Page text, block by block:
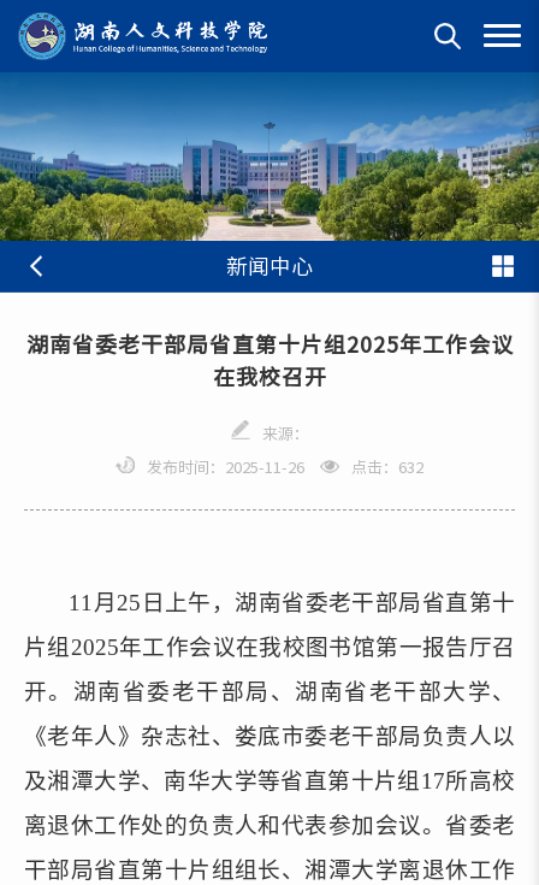
新闻中心
湖南省委老干部局省直第十片组2025年工作会议
在我校召开
来源：
发布时间：2025-11-26 点击： 632
11月25日上午，湖南省委老干部局省直第十
片组2025年工作会议在我校图书馆第一报告厅召
开。湖南省委老干部局、湖南省老干部大学、
《老年人》杂志社、娄底市委老干部局负责人以
及湘潭大学、南华大学等省直第十片组17所高校
离退休工作处的负责人和代表参加会议。省委老
干部局省直第十片组组长、湘潭大学离退休工作